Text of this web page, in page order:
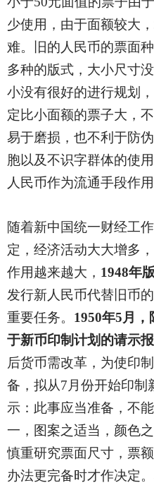
少使用，由于面额较大
难。旧的人民币的票面
多种的版式，大小尺寸
小没有很好的进行规划
定比小面额的票子大，
易于磨损，也不利于防
胞以及不识字群体的使
人民币作为流通手段作
随着新中国统一财经工
定，经济活动大大增多
作用越来越大， 1948年
发行新人民币代替旧币
重要任务。 1950年5月
于新币印制计划的请示报
后货币需改革，为使印
备，拟从7月份开始印制
示：此事应当准备，不
一，图案之适当，颜色
慎重研究票面尺寸，票
办法更完备时才作决定